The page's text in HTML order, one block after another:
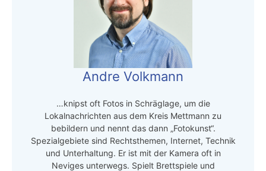
Andre Volkmann
…knipst oft Fotos in Schräglage, um die
Lokalnachrichten aus dem Kreis Mettmann zu
bebildern und nennt das dann „Fotokunst“.
Spezialgebiete sind Rechtsthemen, Internet, Technik
und Unterhaltung. Er ist mit der Kamera oft in
Neviges unterwegs. Spielt Brettspiele und